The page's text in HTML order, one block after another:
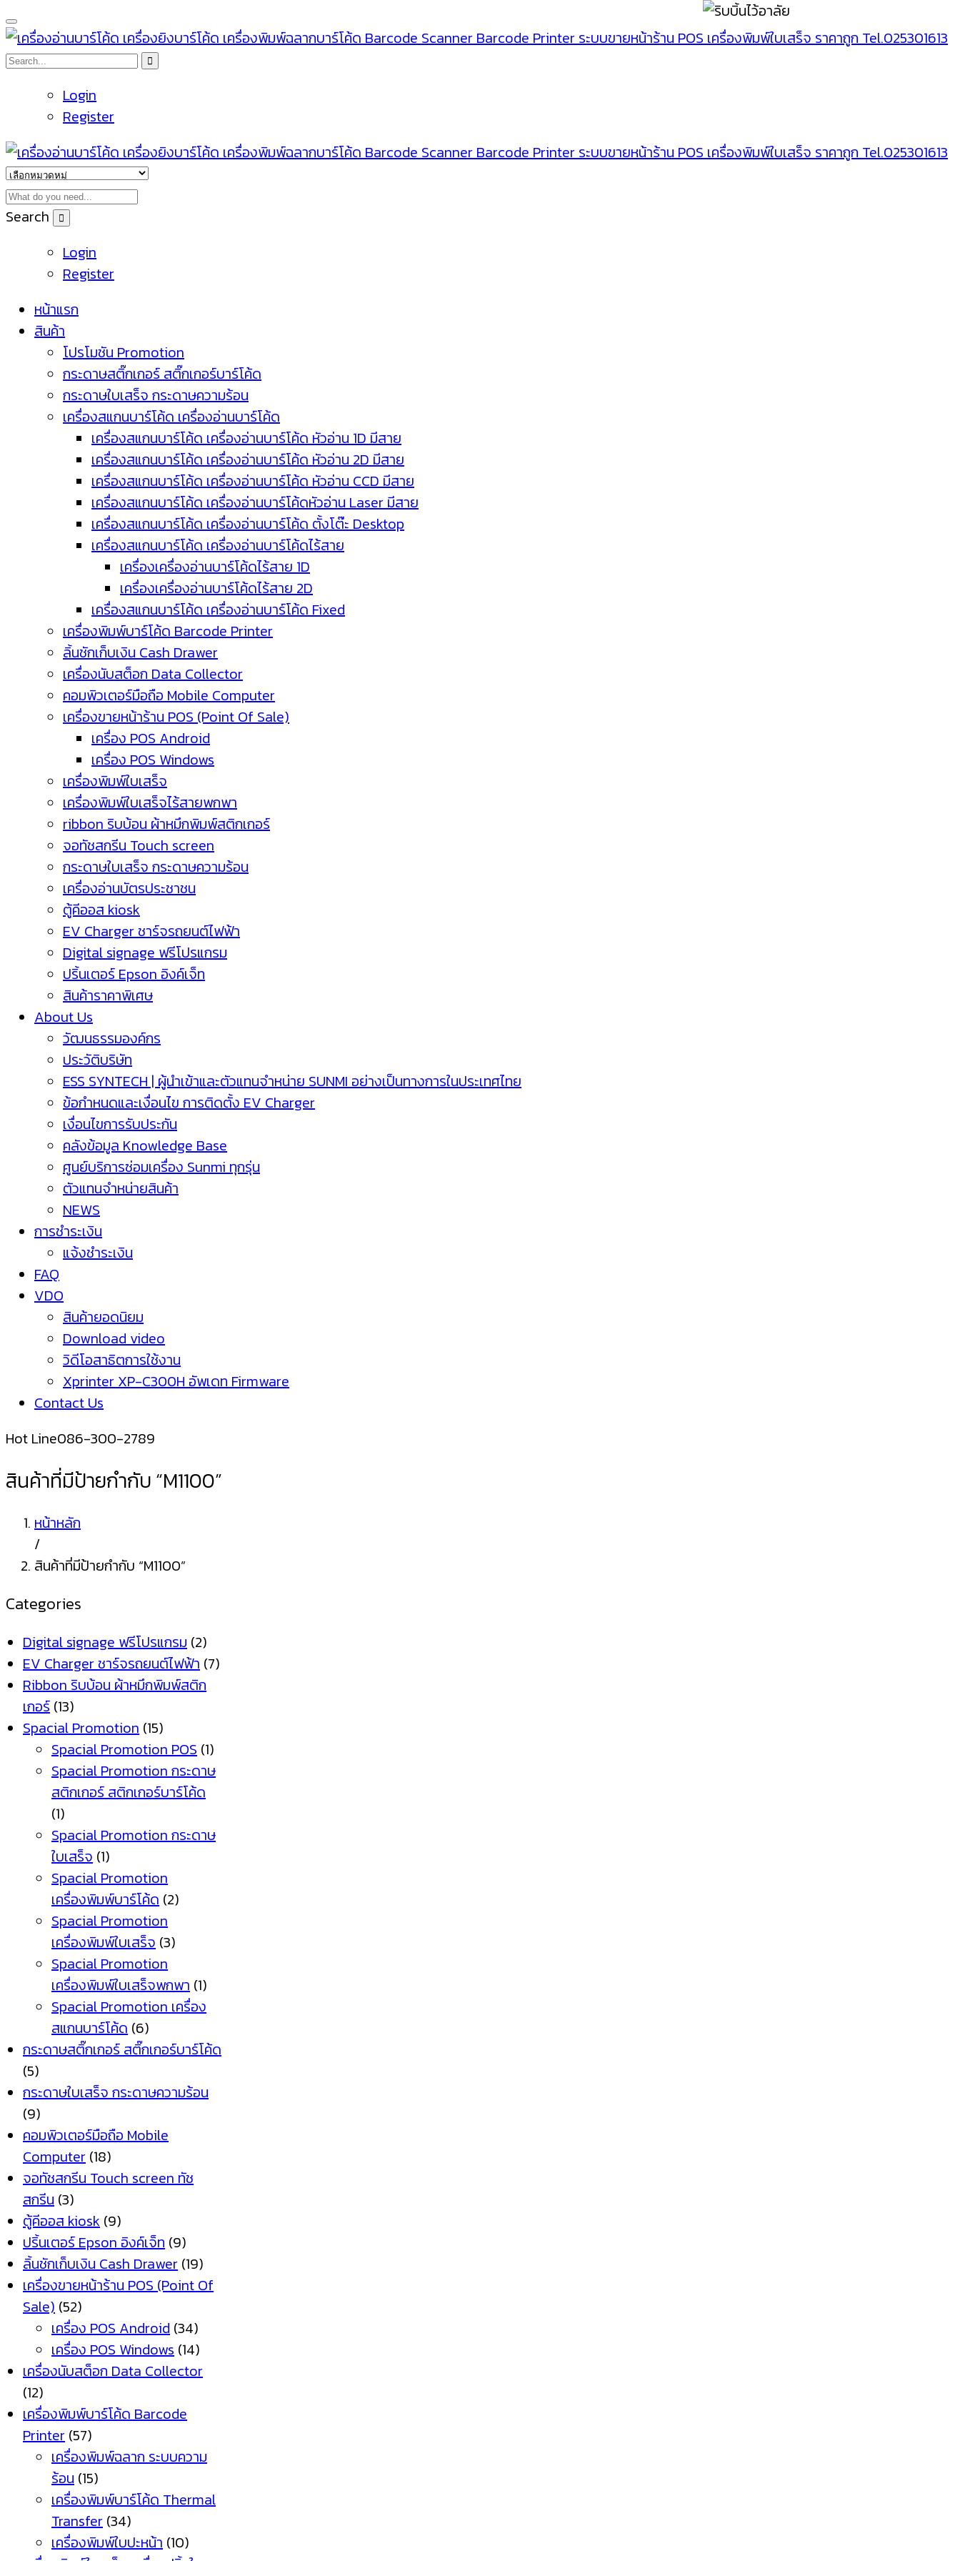
Login
Register
Search
Login
Register
หน้าแรก
สินค้า
โปรโมชัน Promotion
กระดาษสติ๊กเกอร์ สติ๊กเกอร์บาร์โค้ด
กระดาษใบเสร็จ กระดาษความร้อน
เครื่องสแกนบาร์โค้ด เครื่องอ่านบาร์โค้ด
เครื่องสแกนบาร์โค้ด เครื่องอ่านบาร์โค้ด หัวอ่าน 1D มีสาย
เครื่องสแกนบาร์โค้ด เครื่องอ่านบาร์โค้ด หัวอ่าน 2D มีสาย
เครื่องสแกนบาร์โค้ด เครื่องอ่านบาร์โค้ด หัวอ่าน CCD มีสาย
เครื่องสแกนบาร์โค้ด เครื่องอ่านบาร์โค้ดหัวอ่าน Laser มีสาย
เครื่องสแกนบาร์โค้ด เครื่องอ่านบาร์โค้ด ตั้งโต๊ะ Desktop
เครื่องสแกนบาร์โค้ด เครื่องอ่านบาร์โค้ดไร้สาย
เครื่องเครื่องอ่านบาร์โค้ดไร้สาย 1D
เครื่องเครื่องอ่านบาร์โค้ดไร้สาย 2D
เครื่องสแกนบาร์โค้ด เครื่องอ่านบาร์โค้ด Fixed
เครื่องพิมพ์บาร์โค้ด Barcode Printer
ลิ้นชักเก็บเงิน Cash Drawer
เครื่องนับสต็อก Data Collector
คอมพิวเตอร์มือถือ Mobile Computer
เครื่องขายหน้าร้าน POS (Point Of Sale)
เครื่อง POS Android
เครื่อง POS Windows
เครื่องพิมพ์ใบเสร็จ
เครื่องพิมพ์ใบเสร็จไร้สายพกพา
ribbon ริบบ้อน ผ้าหมึกพิมพ์สติกเกอร์
จอทัชสกรีน Touch screen
กระดาษใบเสร็จ กระดาษความร้อน
เครื่องอ่านบัตรประชาชน
ตู้คีออส kiosk
EV Charger ชาร์จรถยนต์ไฟฟ้า
Digital signage ฟรีโปรแกรม
ปริ้นเตอร์ Epson อิงค์เจ็ท
สินค้าราคาพิเศษ
About Us
วัฒนธรรมองค์กร
ประวัติบริษัท
ESS SYNTECH | ผู้นำเข้าและตัวแทนจำหน่าย SUNMI อย่างเป็นทางการในประเทศไทย
ข้อกำหนดและเงื่อนไข การติดตั้ง EV Charger
เงื่อนไขการรับประกัน
คลังข้อมูล Knowledge Base
ศูนย์บริการซ่อมเครื่อง Sunmi ทุกรุ่น
ตัวแทนจำหน่ายสินค้า
NEWS
การชำระเงิน
แจ้งชำระเงิน
FAQ
VDO
สินค้ายอดนิยม
Download video
วิดีโอสาธิตการใช้งาน
Xprinter XP-C300H อัพเดท Firmware
Contact Us
Hot Line086-300-2789
สินค้าที่มีป้ายกำกับ “M1100”
หน้าหลัก
/
สินค้าที่มีป้ายกำกับ “M1100”
Categories
Digital signage ฟรีโปรแกรม (2)
EV Charger ชาร์จรถยนต์ไฟฟ้า (7)
Ribbon ริบบ้อน ผ้าหมึกพิมพ์สติก
เกอร์ (13)
Spacial Promotion (15)
Spacial Promotion POS (1)
Spacial Promotion กระดาษ
สติกเกอร์ สติกเกอร์บาร์โค้ด
(1)
Spacial Promotion กระดาษ
ใบเสร็จ (1)
Spacial Promotion
เครื่องพิมพ์บาร์โค้ด (2)
Spacial Promotion
เครื่องพิมพ์ใบเสร็จ (3)
Spacial Promotion
เครื่องพิมพ์ใบเสร็จพกพา (1)
Spacial Promotion เครื่อง
สแกนบาร์โค้ด (6)
กระดาษสติ๊กเกอร์ สติ๊กเกอร์บาร์โค้ด
(5)
กระดาษใบเสร็จ กระดาษความร้อน
(9)
คอมพิวเตอร์มือถือ Mobile
Computer (18)
จอทัชสกรีน Touch screen ทัช
สกรีน (3)
ตู้คีออส kiosk (9)
ปริ้นเตอร์ Epson อิงค์เจ็ท (9)
ลิ้นชักเก็บเงิน Cash Drawer (19)
เครื่องขายหน้าร้าน POS (Point Of
Sale) (52)
เครื่อง POS Android (34)
เครื่อง POS Windows (14)
เครื่องนับสต็อก Data Collector
(12)
เครื่องพิมพ์บาร์โค้ด Barcode
Printer (57)
เครื่องพิมพ์ฉลาก ระบบความ
ร้อน (15)
เครื่องพิมพ์บาร์โค้ด Thermal
Transfer (34)
เครื่องพิมพ์ใบปะหน้า (10)